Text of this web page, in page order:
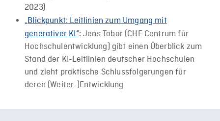
2023)
„Blickpunkt: Leitlinien zum Umgang mit
generativer KI“:Jens Tobor (CHE Centrum für
Hochschulentwicklung) gibt einen Überblick zum
Stand der KI-Leitlinien deutscher Hochschulen
und zieht praktische Schlussfolgerungen für
deren (Weiter-)Entwicklung